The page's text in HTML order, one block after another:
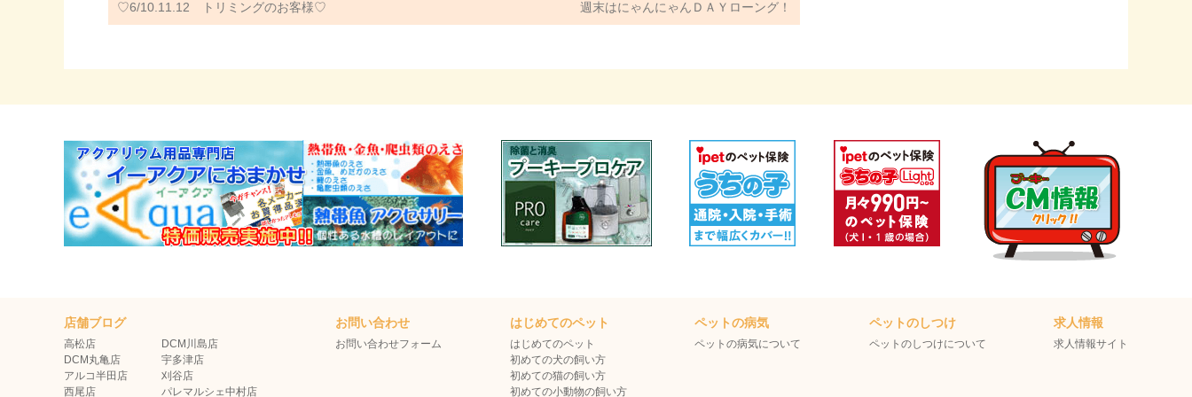
♡6/10.11.12 トリミングのお客様♡ 週末はにゃんにゃんＤＡＹローング！
店舗ブログ
高松店
DCM川島店
DCM丸亀店
宇多津店
アルコ半田店
刈谷店
西尾店
パレマルシェ中村店
お問い合わせ
お問い合わせフォーム
はじめてのペット
はじめてのペット
初めての犬の飼い方
初めての猫の飼い方
初めての小動物の飼い方
ペットの病気
ペットの病気について
ペットのしつけ
ペットのしつけについて
求人情報
求人情報サイト